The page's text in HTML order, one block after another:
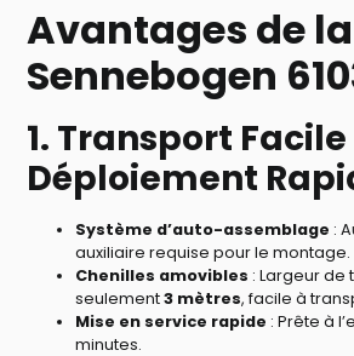
Avantages de la
Sennebogen
1. Transport
Déploiement
Système d’auto-assemblage :
auxiliaire requise pour le montage.
Chenilles amovibles : Largeur de
seulement3 mètres, facile à
Mise en service rapide : Prête à
minutes.